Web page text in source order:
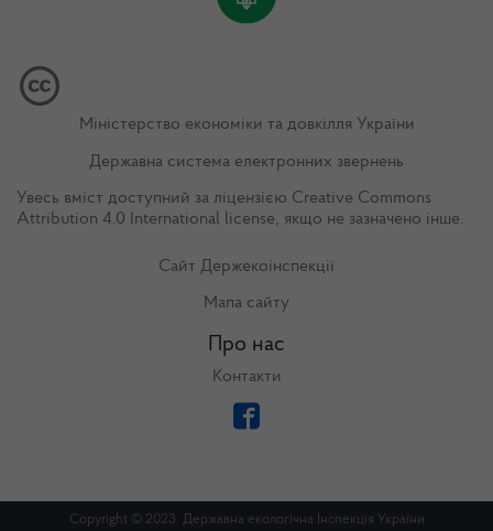
Міністерство економіки та довкілля України
Державна система електронних звернень
Увесь вміст доступний за ліцензією Creative Commons
Attribution 4.0 International license, якщо не зазначено інше.
Сайт Держекоінспекції
Мапа сайту
Про нас
Контакти
Copyright © 2023. Державна екологічна Інспекція України